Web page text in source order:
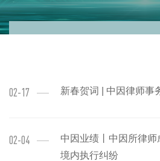
02-17 新春贺词 | 中因律师事
02-04
中因业绩丨中因所律
境内执行纠纷